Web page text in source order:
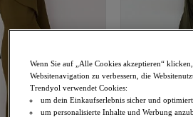
Wenn Sie auf „Alle Cookies akzeptieren“
Websitenavigation zu verbessern, die
Trendyol verwendet Cookies:
um dein Einkaufserlebnis sicher und optimiert
um personalisierte Inhalte und Werbung